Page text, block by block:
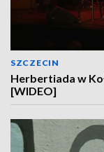
SZCZECIN
Herbertiada w
[WIDEO]